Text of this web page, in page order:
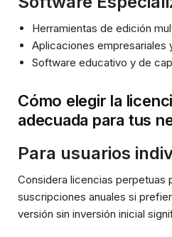
Herramientas de edición
Aplicaciones empresariales
Software educativo y de
Cómo elegir la
adecuada para tus
Para usuarios
Considera licencias perpetuas
suscripciones anuales si
versión sin inversión inicial